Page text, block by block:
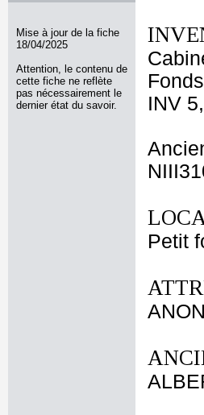
Mise à jour de la fiche
18/04/2025
Attention, le contenu de
cette fiche ne reflète
pas nécessairement le
dernier état du savoir.
INV
Petit